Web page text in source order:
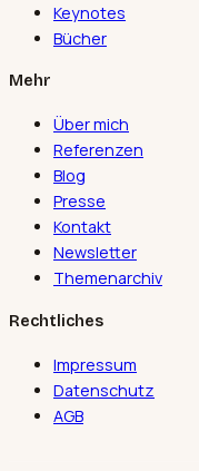
Keynotes
Bücher
Mehr
Über mich
Referenzen
Blog
Presse
Kontakt
Newsletter
Themenarchiv
Rechtliches
Impressum
Datenschutz
AGB